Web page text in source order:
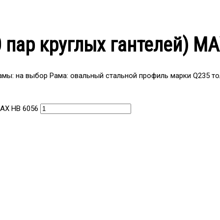
круглых гантелей)
на выбор Рама: овальный стальной профиль марки Q235
HB 6056